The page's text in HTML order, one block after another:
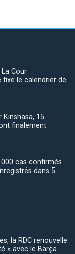
La Cour
fixe le calendrier de
Kinshasa, 15
finalement
cas confirmés
dans 5
la RDC renouvelle
» avec le Barça